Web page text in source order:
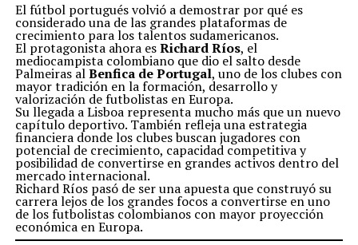
El fútbol portugués volvió a demostrar por qué es
considerado una de las grandes plataformas de
crecimiento para los talentos sudamericanos.
El protagonista ahora esRichard Ríos, el
mediocampista colombiano que dio el salto desde
Palmeiras alBenfica de Portugal, uno de los clubes con
mayor tradición en la formación, desarrollo y
valorización de futbolistas en Europa.
Su llegada a Lisboa representa mucho más que un nuevo
capítulo deportivo. También refleja una estrategia
financiera donde los clubes buscan jugadores con
potencial de crecimiento, capacidad competitiva y
posibilidad de convertirse en grandes activos dentro del
mercado internacional.
Richard Ríos pasó de ser una apuesta que construyó su
carrera lejos de los grandes focos a convertirse en uno
de los futbolistas colombianos con mayor proyección
económica en Europa.